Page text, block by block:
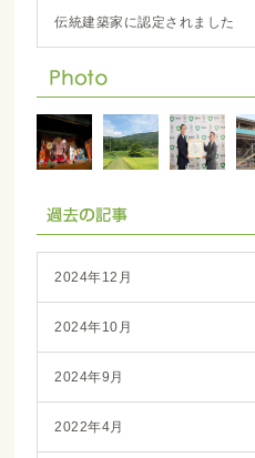
伝統建築家に認定されました
2024年12月
2024年10月
2024年9月
2022年4月